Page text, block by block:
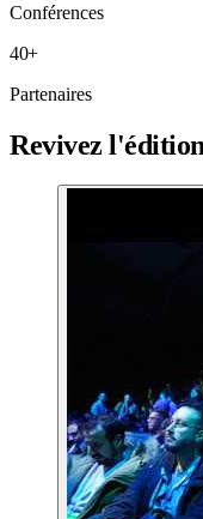
Conférences
40+
Partenaires
Revivez